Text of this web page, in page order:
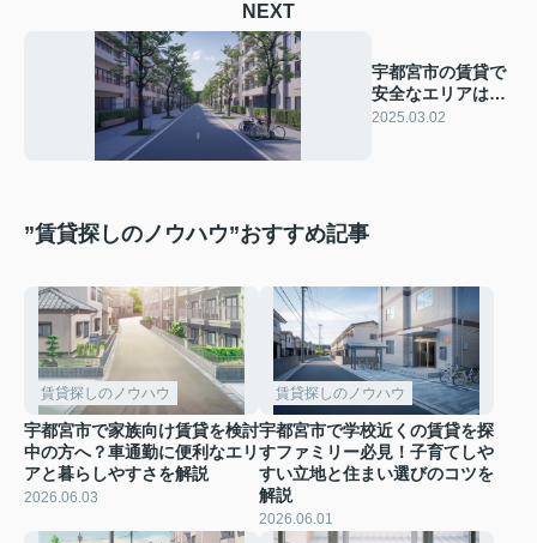
NEXT
宇都宮市の賃貸で
安全なエリアは？
一人暮らしの物件
2025.03.02
”賃貸探しのノウハウ”おすすめ記事
賃貸探しのノウハウ
宇都宮市で家族向け賃貸を検討
中の方へ？車通勤に便利なエリ
アと暮らしやすさを解説
2026.06.03
賃貸探しのノウハウ
宇都宮市で学校近くの賃貸を探
すファミリー必見！子育てしや
すい立地と住まい選びのコツを
解説
2026.06.01